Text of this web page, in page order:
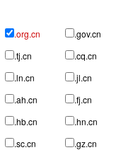
.org.cn
.gov.cn
.tj.cn
.cq.cn
.ln.cn
.jl.cn
.ah.cn
.fj.cn
.hb.cn
.hn.cn
.sc.cn
.gz.cn